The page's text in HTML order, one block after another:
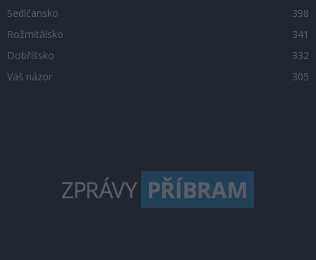
Sedlčansko
398
Rožmitálsko
341
Dobříšsko
332
Váš názor
305